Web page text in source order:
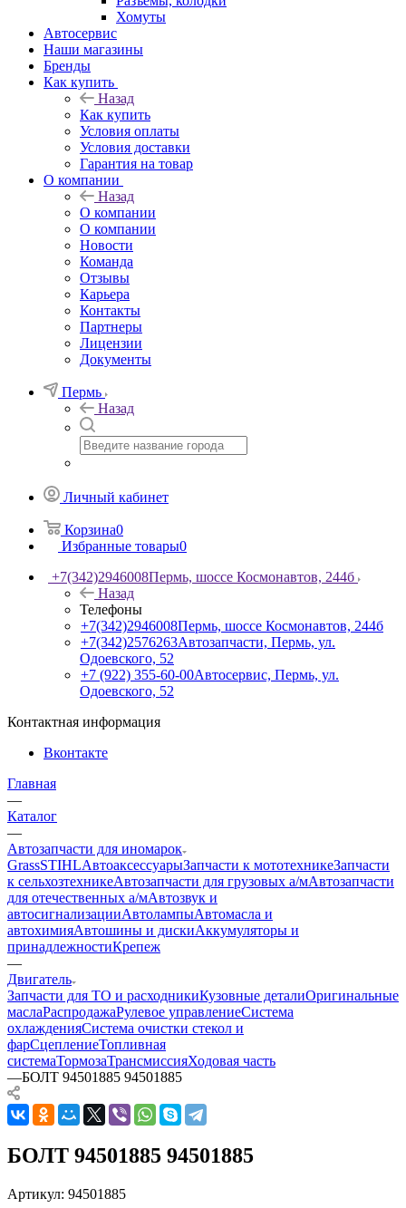
Хомуты
Автосервис
Наши магазины
Бренды
Как купить
Назад
Как купить
Условия оплаты
Условия доставки
Гарантия на товар
О компании
Назад
О компании
О компании
Новости
Команда
Отзывы
Карьера
Контакты
Партнеры
Лицензии
Документы
Пермь
Назад
Личный кабинет
Корзина0
Избранные товары0
+7(342)2946008Пермь, шоссе Космонавтов, 244б
Назад
Телефоны
+7(342)2946008Пермь, шоссе Космонавтов, 244б
+7(342)2576263Автозапчасти, Пермь, ул.
Одоевского, 52
+7 (922) 355-60-00Автосервис, Пермь, ул.
Одоевского, 52
Контактная информация
Вконтакте
Главная
—
Каталог
—
Автозапчасти для иномарок
GrassSTIHLАвтоаксессуарыЗапчасти к мототехникеЗапчасти
к сельхозтехникеАвтозапчасти для грузовых а/мАвтозапчасти
для отечественных а/мАвтозвук и
автосигнализацииАвтолампыАвтомасла и
автохимияАвтошины и дискиАккумуляторы и
принадлежностиКрепеж
—
Двигатель
Запчасти для ТО и расходникиКузовные деталиОригинальные
маслаРаспродажаРулевое управлениеСистема
охлажденияСистема очистки стекол и
фарСцеплениеТопливная
системаТормозаТрансмиссияХодовая часть
—БОЛТ 94501885 94501885
БОЛТ 94501885 94501885
Артикул: 94501885